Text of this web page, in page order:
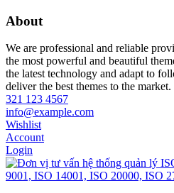
About
We are professional and reliable
the most powerful and beautiful
the latest technology and adapt to
deliver the best themes to the market.
321 123 4567
info@example.com
Wishlist
Account
Login